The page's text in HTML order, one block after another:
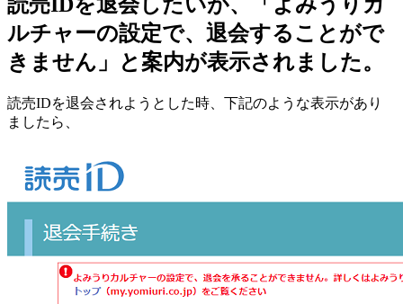
ルチャーの設定で、退会することがで
きません」と案内が表示されました。
読売IDを退会されようとした時、下記のような表示があり
ましたら、